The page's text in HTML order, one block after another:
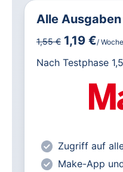
Alle heise-
heise online
lesen
Alle
1,55 € 1,19 €/ Woche
Nach Testphase
Zugriff auf
Make-App